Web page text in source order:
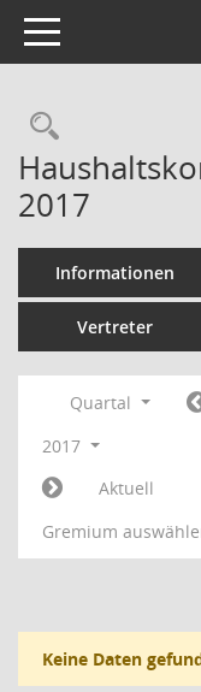
Toggle navigation
2017
Informationen
Vertreter
Quartal
2017
Aktuell
Gremium
Keine Daten